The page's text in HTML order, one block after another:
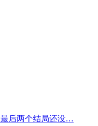
最后两个结局还没…